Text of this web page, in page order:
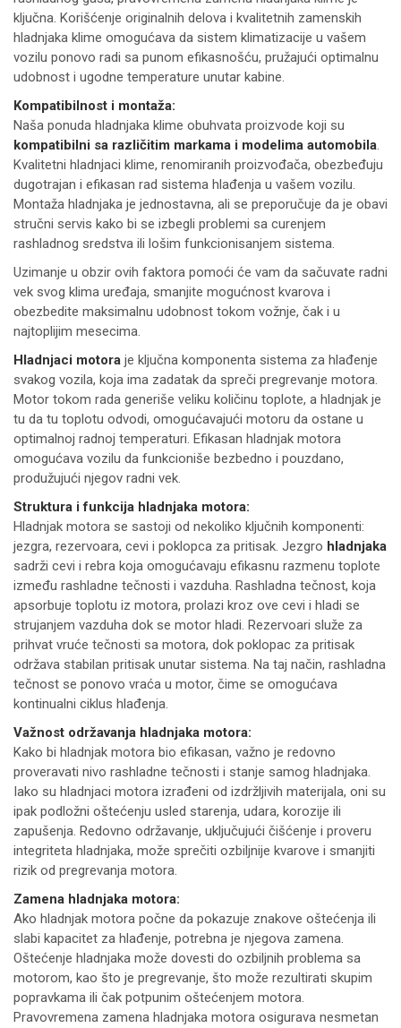
ključna. Korišćenje originalnih delova i kvalitetnih zamenskih
hladnjaka klime omogućava da sistem klimatizacije u vašem
vozilu ponovo radi sa punom efikasnošću, pružajući optimalnu
udobnost i ugodne temperature unutar kabine.
Kompatibilnost i montaža:
Naša ponuda hladnjaka klime obuhvata proizvode koji su
kompatibilni sa različitim markama i modelima automobila.
Kvalitetni hladnjaci klime, renomiranih proizvođača, obezbeđuju
dugotrajan i efikasan rad sistema hlađenja u vašem vozilu.
Montaža hladnjaka je jednostavna, ali se preporučuje da je obavi
stručni servis kako bi se izbegli problemi sa curenjem
rashladnog sredstva ili lošim funkcionisanjem sistema.
Uzimanje u obzir ovih faktora pomoći će vam da sačuvate radni
vek svog klima uređaja, smanjite mogućnost kvarova i
obezbedite maksimalnu udobnost tokom vožnje, čak i u
najtoplijim mesecima.
Hladnjaci motora je ključna komponenta sistema za hlađenje
svakog vozila, koja ima zadatak da spreči pregrevanje motora.
Motor tokom rada generiše veliku količinu toplote, a hladnjak je
tu da tu toplotu odvodi, omogućavajući motoru da ostane u
optimalnoj radnoj temperaturi. Efikasan hladnjak motora
omogućava vozilu da funkcioniše bezbedno i pouzdano,
produžujući njegov radni vek.
Struktura i funkcija hladnjaka motora:
Hladnjak motora se sastoji od nekoliko ključnih komponenti:
jezgra, rezervoara, cevi i poklopca za pritisak. Jezgro hladnjaka
sadrži cevi i rebra koja omogućavaju efikasnu razmenu toplote
između rashladne tečnosti i vazduha. Rashladna tečnost, koja
apsorbuje toplotu iz motora, prolazi kroz ove cevi i hladi se
strujanjem vazduha dok se motor hladi. Rezervoari služe za
prihvat vruće tečnosti sa motora, dok poklopac za pritisak
održava stabilan pritisak unutar sistema. Na taj način, rashladna
tečnost se ponovo vraća u motor, čime se omogućava
kontinualni ciklus hlađenja.
Važnost održavanja hladnjaka motora:
Kako bi hladnjak motora bio efikasan, važno je redovno
proveravati nivo rashladne tečnosti i stanje samog hladnjaka.
Iako su hladnjaci motora izrađeni od izdržljivih materijala, oni su
ipak podložni oštećenju usled starenja, udara, korozije ili
zapušenja. Redovno održavanje, uključujući čišćenje i proveru
integriteta hladnjaka, može sprečiti ozbiljnije kvarove i smanjiti
rizik od pregrevanja motora.
Zamena hladnjaka motora:
Ako hladnjak motora počne da pokazuje znakove oštećenja ili
slabi kapacitet za hlađenje, potrebna je njegova zamena.
Oštećenje hladnjaka može dovesti do ozbiljnih problema sa
motorom, kao što je pregrevanje, što može rezultirati skupim
popravkama ili čak potpunim oštećenjem motora.
Pravovremena zamena hladnjaka motora osigurava nesmetan